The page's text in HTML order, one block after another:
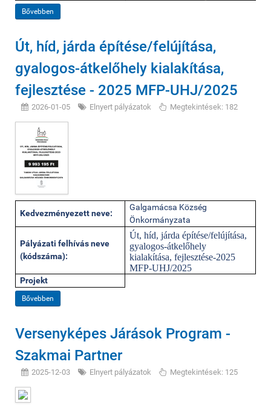
Bővebben
Út, híd, járda építése/felújítása,
gyalogos-átkelőhely kialakítása,
fejlesztése - 2025 MFP-UHJ/2025
2026-01-05 Elnyert pályázatok Megtekintések: 182
Kedvezményezett neve:
Galgamácsa Község
Önkormányzata
Pályázati felhívás neve
(kódszáma):
Út, híd, járda építése/felújítása,
gyalogos-átkelőhely
kialakítása, fejlesztése-2025
MFP-UHJ/2025
Projekt
Bővebben
Versenyképes Járások Program -
Szakmai Partner
2025-12-03 Elnyert pályázatok Megtekintések: 125